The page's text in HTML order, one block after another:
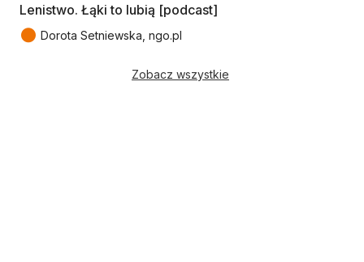
Lenistwo. Łąki to lubią [podcast]
● Dorota Setniewska, ngo.pl
Zobacz wszystkie